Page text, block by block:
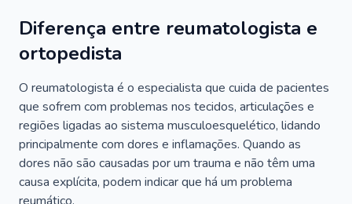
Diferença entre reumatologista e
ortopedista
O reumatologista é o especialista que cuida de pacientes
que sofrem com problemas nos tecidos, articulações e
regiões ligadas ao sistema musculoesquelético, lidando
principalmente com dores e inflamações. Quando as
dores não são causadas por um trauma e não têm uma
causa explícita, podem indicar que há um problema